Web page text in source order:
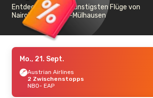
Entdecken Sie die günstigsten Flüge von
Nairobi nach Basel-Mülhausen
Mo., 21. Sept.
Austrian Airlines
2 Zwischenstopps
NBO- EAP